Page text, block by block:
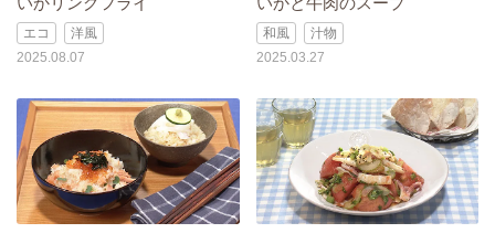
エコ
洋風
2025.08.07
和風
汁物
2025.03.27